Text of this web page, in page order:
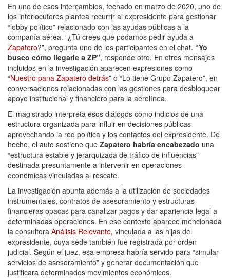
En uno de esos intercambios, fechado en marzo de 2020, uno de
los interlocutores plantea recurrir al expresidente para gestionar
“lobby político” relacionado con las ayudas públicas a la
compañía aérea. “¿Tú crees que podamos pedir ayuda a
Zapatero?”, pregunta uno de los participantes en el chat. “Yo
busco cómo llegarle a ZP”, responde otro. En otros mensajes
incluidos en la investigación aparecen expresiones como
“Nuestro pana Zapatero detrás” o “Lo tiene Grupo Zapatero”, en
conversaciones relacionadas con las gestiones para desbloquear
apoyo institucional y financiero para la aerolínea.
El magistrado interpreta esos diálogos como indicios de una
estructura organizada para influir en decisiones públicas
aprovechando la red política y los contactos del expresidente. De
hecho, el auto sostiene que Zapatero habría encabezado una
“estructura estable y jerarquizada de tráfico de influencias”
destinada presuntamente a intervenir en operaciones
económicas vinculadas al rescate.
La investigación apunta además a la utilización de sociedades
instrumentales, contratos de asesoramiento y estructuras
financieras opacas para canalizar pagos y dar apariencia legal a
determinadas operaciones. En ese contexto aparece mencionada
la consultora Análisis Relevante, vinculada a las hijas del
expresidente, cuya sede también fue registrada por orden
judicial. Según el juez, esa empresa habría servido para “simular
servicios de asesoramiento” y generar documentación que
justificara determinados movimientos económicos.